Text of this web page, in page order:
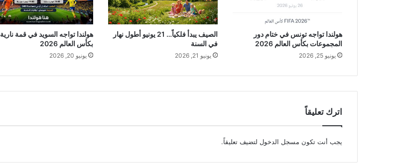
هولندا تواجه تونس في ختام دور
المجموعات بكأس العالم 2026
يونيو 25, 2026
الصيف يبدأ فلكياً… 21 يونيو أطول نهار
في السنة
يونيو 21, 2026
هولندا تواجه السويد في قمة نارية
بكأس العالم 2026
يونيو 20, 2026
اترك تعليقاً
يجب أنت تكون مسجل الدخول لتضيف تعليقاً.